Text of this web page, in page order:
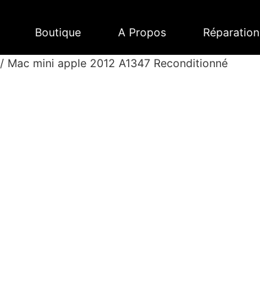
Boutique A Propos Réparation
/ Mac mini apple 2012 A1347 Reconditionné